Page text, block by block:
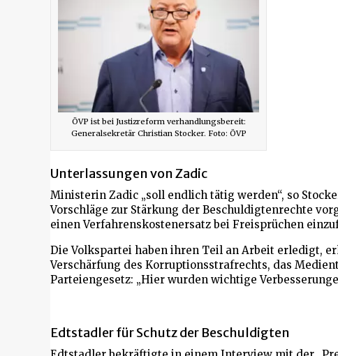
ÖVP ist bei Justizreform verhandlungsbereit:
Generalsekretär Christian Stocker. Foto: ÖVP
Unterlassungen von Zadic
Ministerin Zadic „soll endlich tätig werden“, so
Vorschläge zur Stärkung der Beschuldigtenrechte
einen Verfahrenskostenersatz bei Freisprüchen
Die Volkspartei haben ihren Teil an Arbeit erledigt,
Verschärfung des Korruptionsstrafrechts, das
Parteiengesetz: „Hier wurden wichtige
Edtstadler für Schutz der Beschuldigten